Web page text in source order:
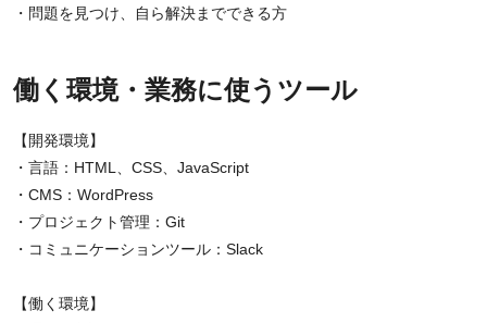
・問題を見つけ、自ら解決までできる方
働く環境・業務に使うツール
【開発環境】
・言語：HTML、CSS、JavaScript
・CMS：WordPress
・プロジェクト管理：Git
・コミュニケーションツール：Slack
【働く環境】